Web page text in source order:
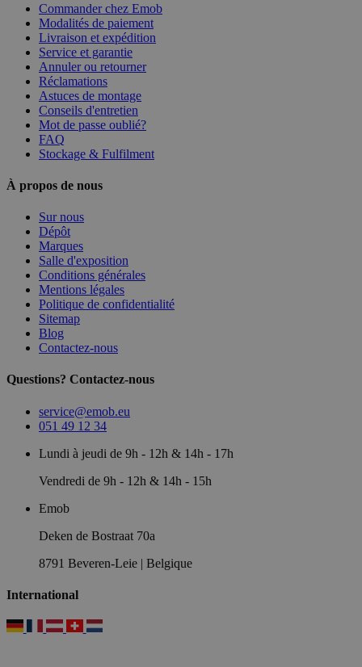
Commander chez Emob
Modalités de paiement
Livraison et expédition
Service et garantie
Annuler ou retourner
Réclamations
Astuces de montage
Conseils d'entretien
Mot de passe oublié?
FAQ
Stockage & Fulfilment
À propos de nous
Sur nous
Dépôt
Marques
Salle d'exposition
Conditions générales
Mentions légales
Politique de confidentialité
Sitemap
Blog
Contactez-nous
Questions? Contactez-nous
service@emob.eu
051 49 12 34
Lundi à jeudi de 9h - 12h & 14h - 17h
Vendredi de 9h - 12h & 14h - 15h
Emob
Deken de Bostraat 70a
8791 Beveren-Leie | Belgique
International